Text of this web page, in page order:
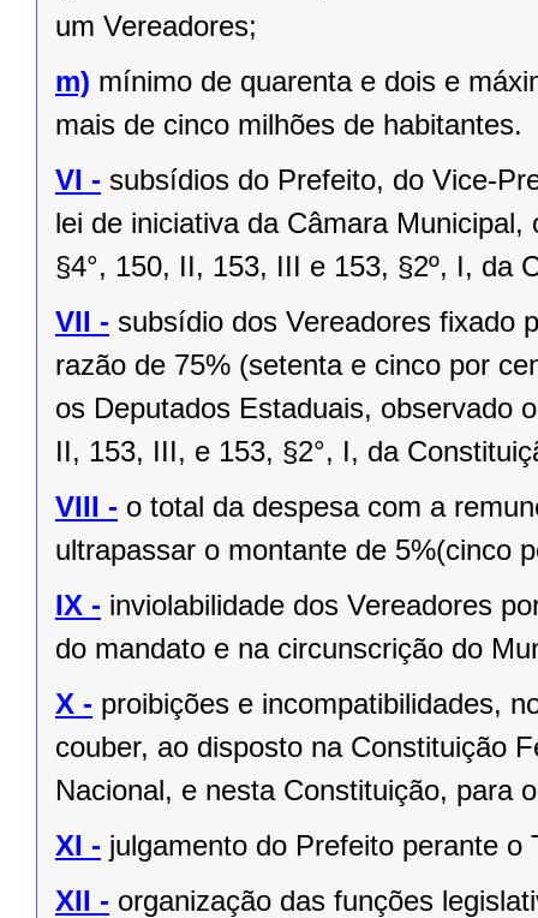
um Vereadores;
m) mínimo de quarenta e dois e
mais de cinco milhões de habitantes.
VI - subsídios do Prefeito, do Vice-
lei de iniciativa da Câmara
§4°, 150, II, 153, III e 153, §2º, I, da
VII - subsídio dos Vereadores fixado
razão de 75% (setenta e cinco por
os Deputados Estaduais, observado
II, 153, III, e 153, §2°, I, da
VIII - o total da despesa com a
ultrapassar o montante de 5%(cinco
IX - inviolabilidade dos Vereadores
do mandato e na circunscrição do
X - proibições e incompatibilidades,
couber, ao disposto na Constituição
Nacional, e nesta Constituição, para
XI - julgamento do Prefeito perante o
XII - organização das funções